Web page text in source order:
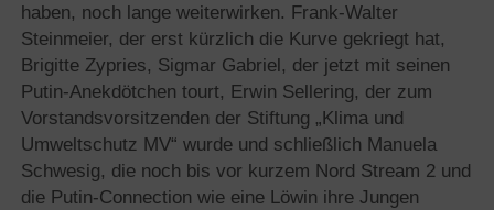
haben, noch lange weiterwirken. Frank-Walter
Steinmeier, der erst kürzlich die Kurve gekriegt hat,
Brigitte Zypries, Sigmar Gabriel, der jetzt mit seinen
Putin-Anekdötchen tourt, Erwin Sellering, der zum
Vorstandsvorsitzenden der Stiftung „Klima und
Umweltschutz MV“ wurde und schließlich Manuela
Schwesig, die noch bis vor kurzem Nord Stream 2 und
die Putin-Connection wie eine Löwin ihre Jungen